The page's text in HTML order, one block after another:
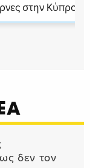
στην Κύπρο
δεν τον